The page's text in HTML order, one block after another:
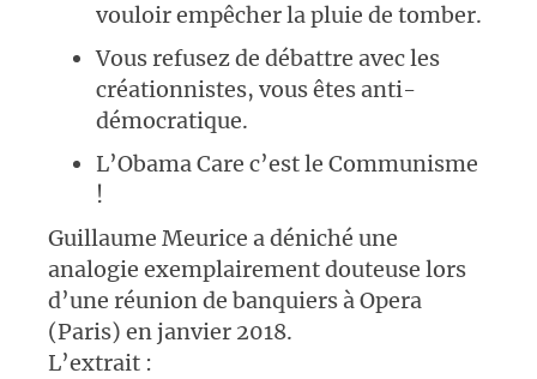
vouloir empêcher la pluie de tomber.
Vous refusez de débattre avec les
créationnistes, vous êtes anti-
démocratique.
L’Obama Care c’est le Communisme
!
Guillaume Meurice a déniché une
analogie exemplairement douteuse lors
d’une réunion de banquiers à Opera
(Paris) en janvier 2018.
L’extrait :